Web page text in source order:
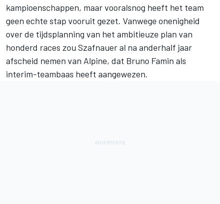
kampioenschappen, maar vooralsnog heeft het team
geen echte stap vooruit gezet. Vanwege onenigheid
over de tijdsplanning van het ambitieuze plan van
honderd races zou Szafnauer al na anderhalf jaar
afscheid nemen van Alpine, dat Bruno Famin als
interim-teambaas heeft aangewezen.